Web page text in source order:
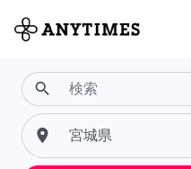
search
place